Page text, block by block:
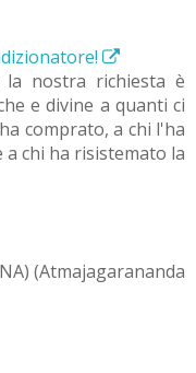
nostra richiesta è
e divine a quanti ci
comprato, a chi l'ha
chi ha risistemato la
(Atmajagarananda